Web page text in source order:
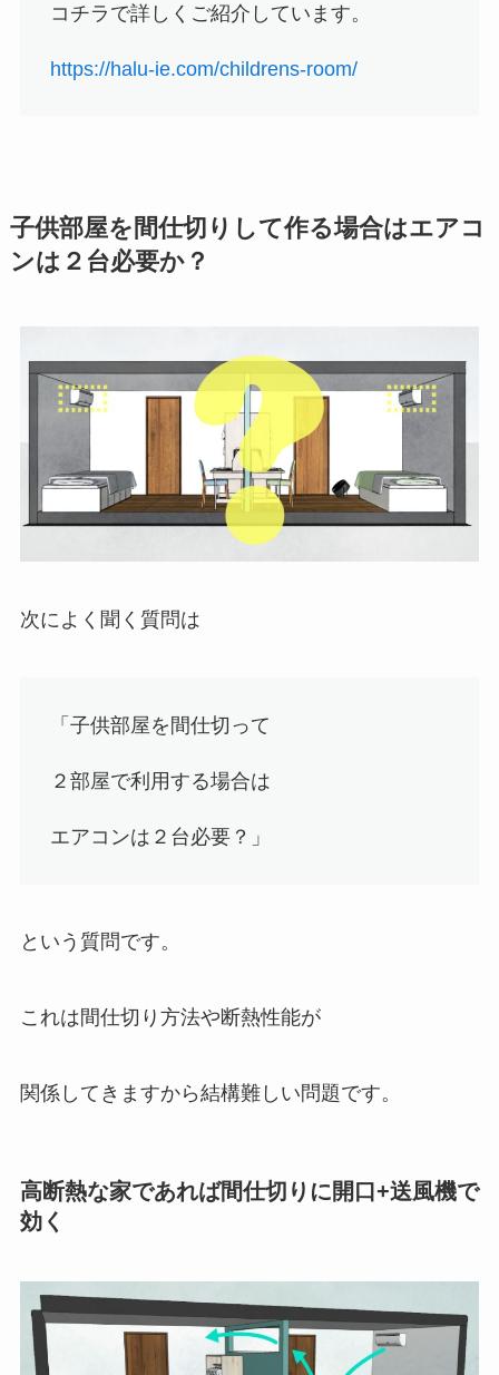
コチラで詳しくご紹介しています。
https://halu-ie.com/childrens-room/
子供部屋を間仕切りして作る場合はエアコ
ンは２台必要か？
次によく聞く質問は
「子供部屋を間仕切って
２部屋で利用する場合は
エアコンは２台必要？」
という質問です。
これは間仕切り方法や断熱性能が
関係してきますから結構難しい問題です。
高断熱な家であれば間仕切りに開口+送風機で
効く